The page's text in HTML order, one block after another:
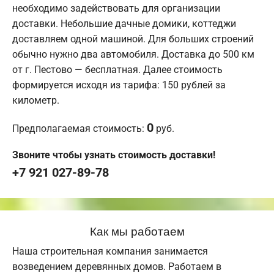
необходимо задействовать для организации
доставки. Небольшие дачные домики, коттеджи
доставляем одной машиной. Для больших строений
обычно нужно два автомобиля. Доставка до 500 км
от г. Пестово — бесплатная. Далее стоимость
формируется исходя из тарифа: 150 рублей за
километр.
Предполагаемая стоимость: 0 руб.
Звоните чтобы узнать стоимость доставки!
+7 921 027-89-78
Как мы работаем
Наша строительная компания занимается
возведением деревянных домов. Работаем в